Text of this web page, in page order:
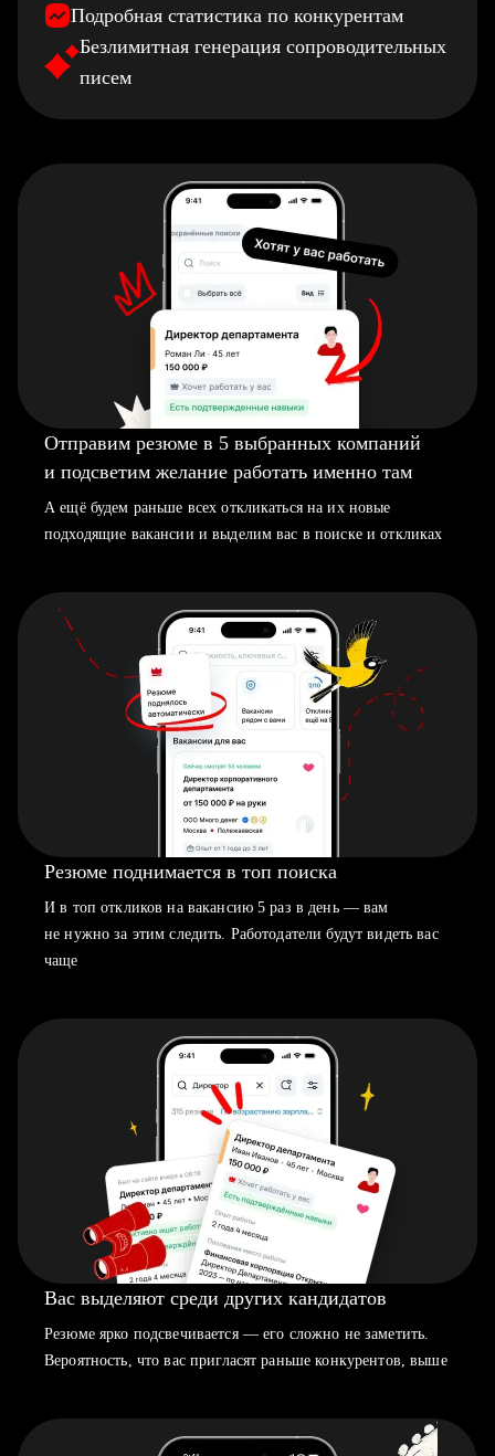
Подробная статистика по конкурентам
Безлимитная генерация сопроводительных
писем
Отправим резюме в 5 выбранных компаний
и подсветим желание работать именно там
А ещё будем раньше всех откликаться на их новые
подходящие вакансии и выделим вас в поиске и откликах
Резюме поднимается в топ поиска
И в топ откликов на вакансию 5 раз в день — вам
не нужно за этим следить. Работодатели будут видеть вас
чаще
Вас выделяют среди других кандидатов
Резюме ярко подсвечивается — его сложно не заметить.
Вероятность, что вас пригласят раньше конкурентов, выше